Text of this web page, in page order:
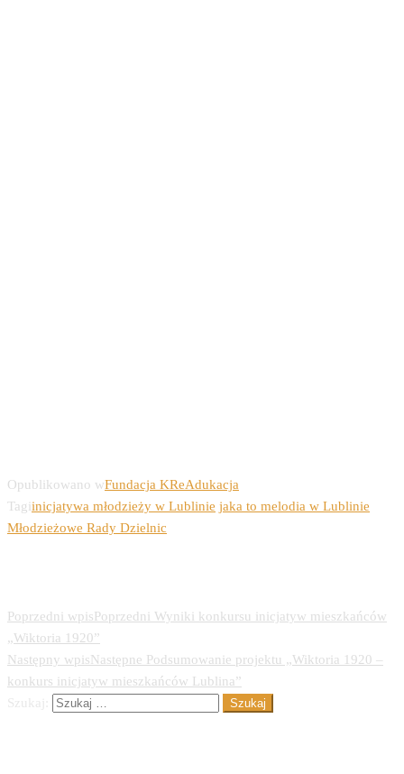
Opublikowano wFundacja KReAdukacja
Tagiinicjatywa młodzieży w Lublinie jaka to melodia w Lublinie
Młodzieżowe Rady Dzielnic
Poprzedni wpisPoprzedni Wyniki konkursu inicjatyw mieszkańców
„Wiktoria 1920”
Następny wpisNastępne Podsumowanie projektu „Wiktoria 1920 –
konkurs inicjatyw mieszkańców Lublina”